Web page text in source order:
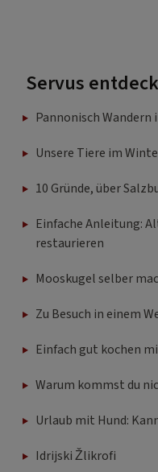
Servus
Pannonisch Wandern
Unsere Tiere im
10 Gründe, über
Einfache Anleitung:
restaurieren
Mooskugel selber
Zu Besuch in einem
Einfach gut kochen
Warum kommst du
Urlaub mit Hund:
Idrijski Žlikrofi